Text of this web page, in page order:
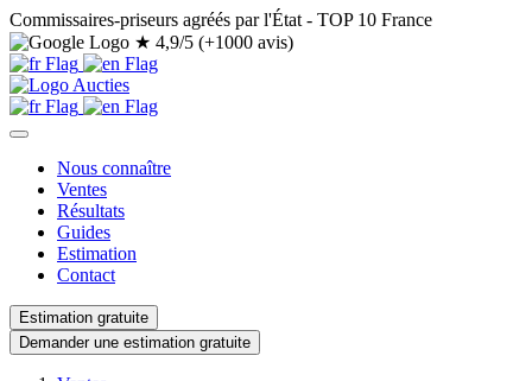
Commissaires-priseurs agréés par l'État - TOP 10 France
★ 4,9/5 (+1000 avis)
Nous connaître
Ventes
Résultats
Guides
Estimation
Contact
Estimation gratuite
Demander une estimation gratuite